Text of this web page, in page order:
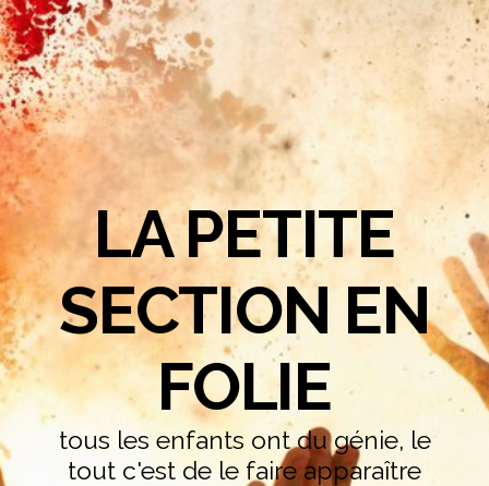
LA PETITE
SECTION EN
FOLIE
tous les enfants ont du génie, le
tout c'est de le faire apparaître